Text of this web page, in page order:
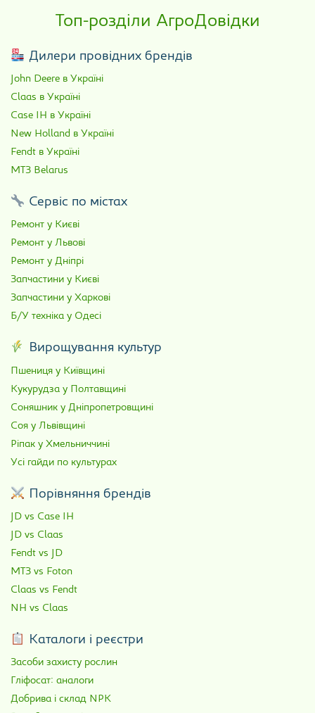
Топ-розділи АгроДовідки
Дилери провідних брендів
John Deere в Україні
Claas в Україні
Case IH в Україні
New Holland в Україні
Fendt в Україні
МТЗ Belarus
Сервіс по містах
Ремонт у Києві
Ремонт у Львові
Ремонт у Дніпрі
Запчастини у Києві
Запчастини у Харкові
Б/У техніка у Одесі
Вирощування культур
Пшениця у Київщині
Кукурудза у Полтавщині
Соняшник у Дніпропетровщині
Соя у Львівщині
Ріпак у Хмельниччині
Усі гайди по культурах
Порівняння брендів
JD vs Case IH
JD vs Claas
Fendt vs JD
МТЗ vs Foton
Claas vs Fendt
NH vs Claas
Каталоги і реєстри
Засоби захисту рослин
Гліфосат: аналоги
Добрива і склад NPK